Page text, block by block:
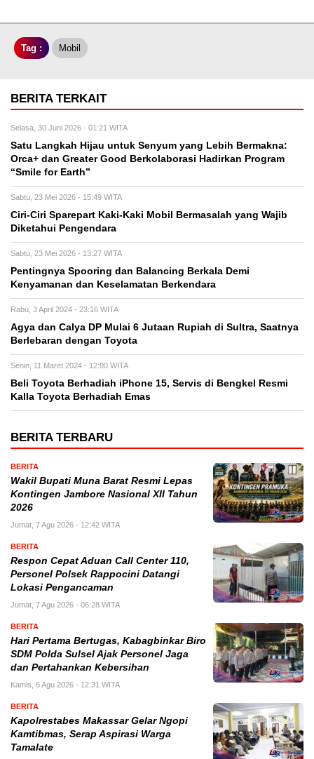
Tag : Mobil
BERITA TERKAIT
Selasa, 30 Juni 2026 - 01:21 WITA
Satu Langkah Hijau untuk Senyum yang Lebih Bermakna:
Orca+ dan Greater Good Berkolaborasi Hadirkan Program
“Smile for Earth”
Sabtu, 23 Mei 2026 - 15:49 WITA
Ciri-Ciri Sparepart Kaki-Kaki Mobil Bermasalah yang Wajib
Diketahui Pengendara
Sabtu, 23 Mei 2026 - 13:27 WITA
Pentingnya Spooring dan Balancing Berkala Demi
Kenyamanan dan Keselamatan Berkendara
Rabu, 3 April 2024 - 23:16 WITA
Agya dan Calya DP Mulai 6 Jutaan Rupiah di Sultra, Saatnya
Berlebaran dengan Toyota
Senin, 11 Maret 2024 - 12:00 WITA
Beli Toyota Berhadiah iPhone 15, Servis di Bengkel Resmi
Kalla Toyota Berhadiah Emas
BERITA TERBARU
BERITA
Wakil Bupati Muna Barat Resmi Lepas
Kontingen Jambore Nasional XII Tahun
2026
Jumat, 7 Agu 2026 - 12:42 WITA
BERITA
Respon Cepat Aduan Call Center 110,
Personel Polsek Rappocini Datangi
Lokasi Pengancaman
Jumat, 7 Agu 2026 - 06:28 WITA
BERITA
Hari Pertama Bertugas, Kabagbinkar Biro
SDM Polda Sulsel Ajak Personel Jaga
dan Pertahankan Kebersihan
Kamis, 6 Agu 2026 - 12:31 WITA
BERITA
Kapolrestabes Makassar Gelar Ngopi
Kamtibmas, Serap Aspirasi Warga
Tamalate